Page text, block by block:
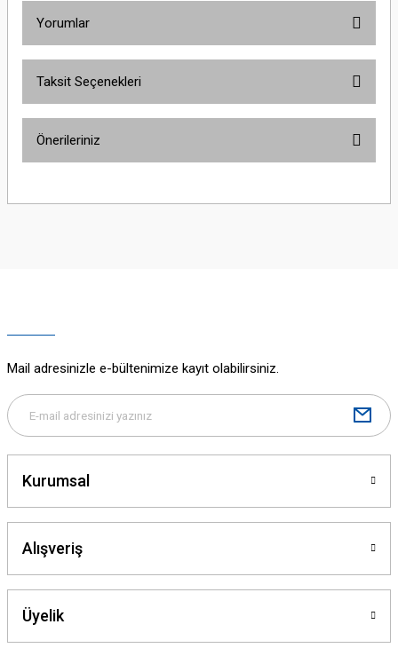
Yorumlar
Taksit Seçenekleri
Önerileriniz
yetersiz gördüğünüz noktaları öneri formunu kullanarak tarafımıza
Bu ürüne benzer farklı alternatifler olmalı.
Mail adresinizle e-bültenimize kayıt olabilirsiniz.
Kurumsal
Alışveriş
Üyelik